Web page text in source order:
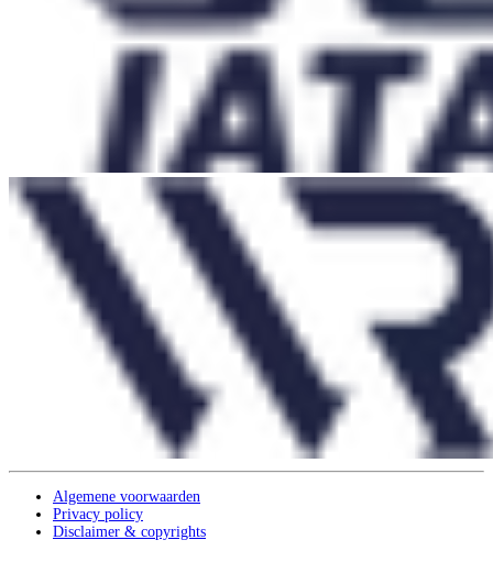
Algemene voorwaarden
Privacy policy
Disclaimer & copyrights